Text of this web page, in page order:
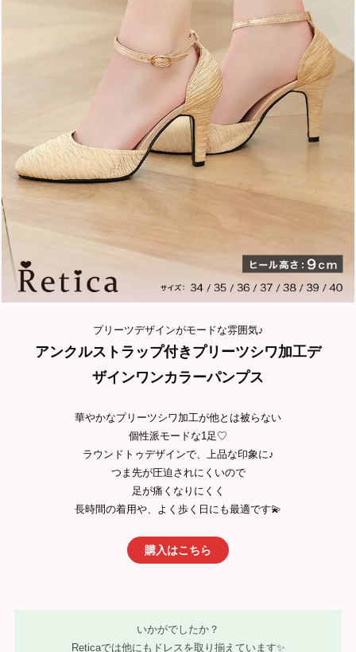
プリーツデザインがモードな雰囲気♪
アンクルストラップ付きプリーツシワ加工デ
ザインワンカラーパンプス
華やかなプリーツシワ加工が他とは被らない
個性派モードな1足♡
ラウンドトゥデザインで、上品な印象に♪
つま先が圧迫されにくいので
足が痛くなりにくく
長時間の着用や、よく歩く日にも最適です💫
購入はこちら
いかがでしたか？
Reticaでは他にもドレスを取り揃えています✨